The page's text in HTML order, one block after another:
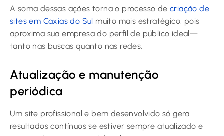
A soma dessas ações torna o processo de criação de
sites em Caxias do Sul muito mais estratégico, pois
aproxima sua empresa do perfil de público ideal—
tanto nas buscas quanto nas redes.
Atualização e manutenção
periódica
Um site profissional e bem desenvolvido só gera
resultados contínuos se estiver sempre atualizado e